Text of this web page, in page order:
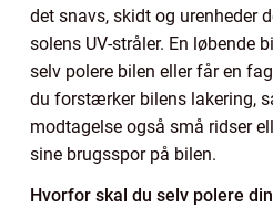
det snavs, skidt og urenheder
solens UV-stråler. En løbende
selv polere bilen eller får en
du forstærker bilens lakering,
modtagelse også små ridser
sine brugsspor på bilen.
Hvorfor skal du selv polere